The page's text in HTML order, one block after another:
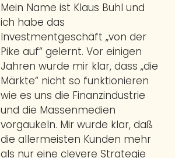
Mein Name ist Klaus Buhl und
ich habe das
Investmentgeschäft „von der
Pike auf“ gelernt. Vor einigen
Jahren wurde mir klar, dass „die
Märkte“ nicht so funktionieren
wie es uns die Finanzindustrie
und die Massenmedien
vorgaukeln. Mir wurde klar, daß
die allermeisten Kunden mehr
als nur eine clevere Strategie